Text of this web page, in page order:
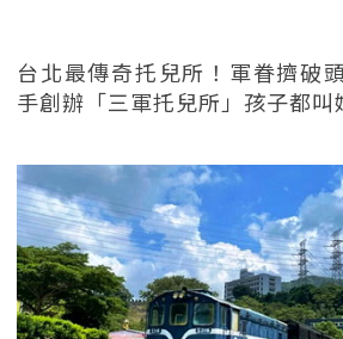
台北最傳奇托兒所！軍眷擠破
手創辦「三軍托兒所」孩子都叫